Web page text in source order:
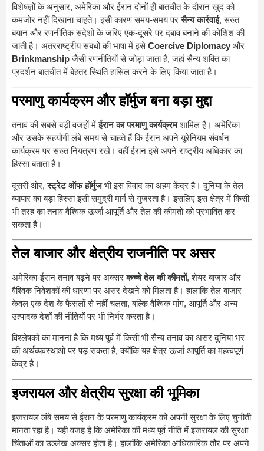
विशेषज्ञों के अनुसार, अमेरिका और ईरान दोनों ही बातचीत के दौरान खुद को
कमजोर नहीं दिखाना चाहते। इसी कारण समय-समय परसैन्य कार्रवाई, सख्त
बयान और रणनीतिक संदेशों के जरिए एक-दूसरे पर दबाव बनाने की कोशिश की
जाती है। अंतरराष्ट्रीय संबंधों की भाषा में इसेCoercive Diplomacy और
Brinkmanshipजैसी रणनीतियों से जोड़ा जाता है, जहां सैन्य शक्ति का
प्रदर्शन बातचीत में बेहतर स्थिति हासिल करने के लिए किया जाता है।
परमाणु कार्यक्रम और हॉर्मुज बना बड़ा मुद्दा
तनाव की सबसे बड़ी वजहों मेंईरान का परमाणु कार्यक्रमशामिल है। अमेरिका
और उसके सहयोगी लंबे समय से चाहते हैं कि ईरान अपने यूरेनियम संवर्धन
कार्यक्रम पर सख्त नियंत्रण रखे। वहीं ईरान इसे अपने राष्ट्रीय अधिकार का
हिस्सा बताता है।
दूसरी ओर,स्ट्रेट ऑफ हॉर्मुजभी इस विवाद का अहम केंद्र है। दुनिया के तेल
व्यापार का बड़ा हिस्सा इसी समुद्री मार्ग से गुजरता है। इसलिए इस क्षेत्र में किसी
भी तरह का तनाव वैश्विक ऊर्जा आपूर्ति और तेल की कीमतों को प्रभावित कर
सकता है।
तेल बाजार और क्षेत्रीय राजनीति पर असर
अमेरिका-ईरान तनाव बढ़ने पर अक्सरकच्चे तेल की कीमतों, शेयर बाजार और
वैश्विक निवेशकों की धारणा पर असर देखने को मिलता है। हालांकि तेल बाजार
केवल एक देश के फैसलों से नहीं चलता, बल्कि वैश्विक मांग, आपूर्ति और अन्य
उत्पादक देशों की नीतियों पर भी निर्भर करता है।
विश्लेषकों का मानना है कि मध्य पूर्व में किसी भी सैन्य तनाव का असर दुनिया भर
की अर्थव्यवस्थाओं पर पड़ सकता है, क्योंकि यह क्षेत्र ऊर्जा आपूर्ति का महत्वपूर्ण
केंद्र है।
इजरायल और क्षेत्रीय सुरक्षा की भूमिका
इजरायल लंबे समय से ईरान के परमाणु कार्यक्रम को अपनी सुरक्षा के लिए चुनौती
मानता रहा है। यही वजह है कि अमेरिका की मध्य पूर्व नीति में इजरायल की सुरक्षा
चिंताओं का उल्लेख अक्सर होता है। हालांकि अमेरिका आधिकारिक तौर पर अपने